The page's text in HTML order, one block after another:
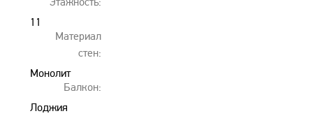
11
Материал
стен:
Монолит
Балкон:
Лоджия